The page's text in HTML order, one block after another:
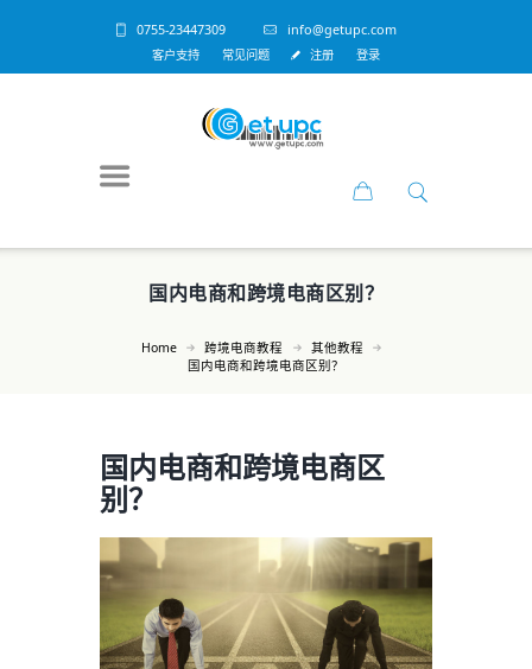
0755-23447309 info@getupc.com
客户支持 常见问题 注册 登录
国内电商和跨境电商区别？
Home 跨境电商教程
其他教程
国内电商和跨境电商区别？
国内电商和跨境电商区
别？